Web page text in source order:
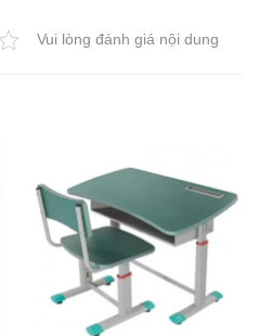
Vui lòng đánh giá nội dung